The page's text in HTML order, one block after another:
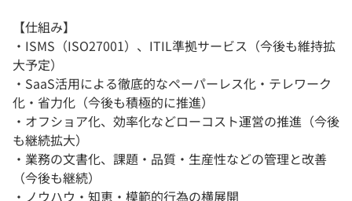
【仕組み】
・ISMS（ISO27001）、ITIL準拠サービス（今後も維持拡
大予定）
・SaaS活用による徹底的なペーパーレス化・テレワーク
化・省力化（今後も積極的に推進）
・オフショア化、効率化などローコスト運営の推進（今後
も継続拡大）
・業務の文書化、課題・品質・生産性などの管理と改善
（今後も継続）
・ノウハウ・知恵・模範的行為の横展開